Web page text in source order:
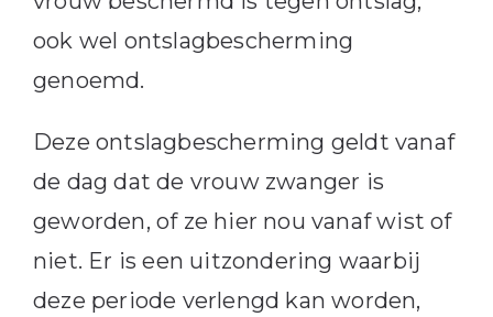
ook wel ontslagbescherming
genoemd.
Deze ontslagbescherming geldt vanaf
de dag dat de vrouw zwanger is
geworden, of ze hier nou vanaf wist of
niet. Er is een uitzondering waarbij
deze periode verlengd kan worden,